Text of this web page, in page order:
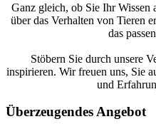
Ganz gleich, ob Sie Ihr Wissen
über das Verhalten von Tieren
das
Stöbern Sie durch unsere
inspirieren. Wir freuen uns, Sie
und
Überzeugendes Angebot